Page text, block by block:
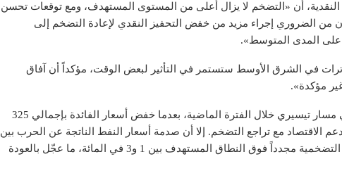
أن «التضخم لا يزال أعلى من المستوى المستهدف، ومع توقعات تحسن
من الضروري إجراء مزيد من خفض التحفيز النقدي لإعادة التضخم إلى
في الشرق الأوسط ستستمر في التأثير لبعض الوقت، مؤكداً أن آفاق
مؤكدة».
وكان البنك قد أبقى السياسة النقدية في مسار تيسيري خلال الفترة الماضية، بعدما خفض أسعار الفائدة بإجمالي 325
أساس منذ أغسطس (آب) 2024 لدعم الاقتصاد مع تراجع التضخم. إلا أن صدمة أسعار النفط الناتجة عن الحرب بين
الولايات المتحدة وإيران دفعت الضغوط التضخمية مجدداً فوق النطاق المستهدف بين 1 و3 في المائة، ما عجّل بالعودة